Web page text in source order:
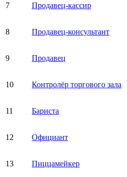
7 Продавец-кассир
8 Продавец-консультант
9 Продавец
10 Контролёр торгового зала
11 Бариста
12 Официант
13 Пиццамейкер